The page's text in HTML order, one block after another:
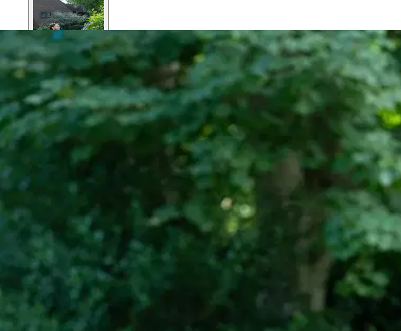
Asiakasomistaja-alennus-5 %
Avaa kuva suurempana
Avaa kuva suurempana
Avaa kuva suurempana